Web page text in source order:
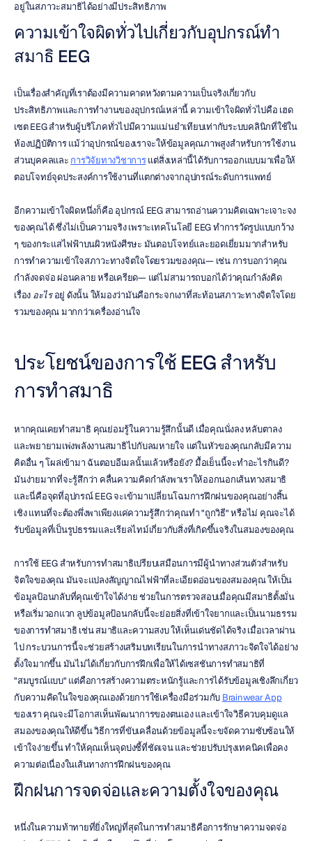
อยู่ในสภาวะสมาธิได้อย่างมีประสิทธิภาพ
ความเข้าใจผิดทั่วไปเกี่ยวกับอุปกรณ์ทำ
สมาธิ EEG
เป็นเรื่องสำคัญที่เราต้องมีความคาดหวังตามความเป็นจริงเกี่ยวกับ
ประสิทธิภาพและการทำงานของอุปกรณ์เหล่านี้ ความเข้าใจผิดทั่วไปคือ เฮด
เซต EEG สำหรับผู้บริโภคทั่วไปมีความแม่นยำเทียบเท่ากับระบบคลินิกที่ใช้ใน
ห้องปฏิบัติการ แม้ว่าอุปกรณ์ของเราจะให้ข้อมูลคุณภาพสูงสำหรับการใช้งาน
ส่วนบุคคลและ การวิจัยทางวิชาการ แต่สิ่งเหล่านี้ได้รับการออกแบบมาเพื่อให้
ตอบโจทย์จุดประสงค์การใช้งานที่แตกต่างจากอุปกรณ์ระดับการแพทย์
อีกความเข้าใจผิดหนึ่งก็คือ อุปกรณ์ EEG สามารถอ่านความคิดเฉพาะเจาะจง
ของคุณได้ ซึ่งไม่เป็นความจริง เพราะเทคโนโลยี EEG ทำการวัดรูปแบบกว้าง
ๆ ของกระแสไฟฟ้าบนผิวหนังศีรษะ มันตอบโจทย์และยอดเยี่ยมมากสำหรับ
การทำความเข้าใจสภาวะทางจิตใจโดยรวมของคุณ— เช่น การบอกว่าคุณ
กำลังจดจ่อ ผ่อนคลาย หรือเครียด— แต่ไม่สามารถบอกได้ว่าคุณกำลังคิด
เรื่อง อะไร อยู่ ดังนั้น ให้มองว่ามันคือกระจกเงาที่สะท้อนสภาวะทางจิตใจโดย
รวมของคุณ มากกว่าเครื่องอ่านใจ
ประโยชน์ของการใช้ EEG สำหรับ
การทำสมาธิ
หากคุณเคยทำสมาธิ คุณย่อมรู้ในความรู้สึกนั้นดี เมื่อคุณนั่งลง หลับตาลง
และพยายามเพ่งพลังงานสมาธิไปกับลมหายใจ แต่ในหัวของคุณกลับมีความ
คิดอื่น ๆ โผล่เข้ามา ฉันตอบอีเมลนั้นแล้วหรือยัง? มื้อเย็นนี้จะทำอะไรกินดี?
มันง่ายมากที่จะรู้สึกว่า คลื่นความคิดกำลังพาเราให้ออกนอกเส้นทางสมาธิ
และนี่คือจุดที่อุปกรณ์ EEG จะเข้ามาเปลี่ยนโฉมการฝึกฝนของคุณอย่างสิ้น
เชิง แทนที่จะต้องพึ่งพาเพียงแค่ความรู้สึกว่าคุณทำ "ถูกวิธี" หรือไม่ คุณจะได้
รับข้อมูลที่เป็นรูปธรรมและเรียลไทม์เกี่ยวกับสิ่งที่เกิดขึ้นจริงในสมองของคุณ
การใช้ EEG สำหรับการทำสมาธิเปรียบเสมือนการมีผู้นำทางส่วนตัวสำหรับ
จิตใจของคุณ มันจะแปลงสัญญาณไฟฟ้าที่ละเอียดอ่อนของสมองคุณ ให้เป็น
ข้อมูลป้อนกลับที่คุณเข้าใจได้ง่าย ช่วยในการตรวจสอบเมื่อคุณมีสมาธิตั้งมั่น
หรือเริ่มวอกแวก ลูปข้อมูลป้อนกลับนี้จะย่อยสิ่งที่เข้าใจยากและเป็นนามธรรม
ของการทำสมาธิ เช่น สมาธิและความสงบ ให้เห็นเด่นชัดได้จริง เมื่อเวลาผ่าน
ไป กระบวนการนี้จะช่วยสร้างเสริมบทเรียนในการนำทางสภาวะจิตใจได้อย่าง
ตั้งใจมากขึ้น มันไม่ได้เกี่ยวกับการฝึกเพื่อให้ได้เซสชันการทำสมาธิที่
"สมบูรณ์แบบ" แต่คือการสร้างความตระหนักรู้และการได้รับข้อมูลเชิงลึกเกี่ยว
กับความคิดในใจของคุณเองด้วยการใช้เครื่องมือร่วมกับ Brainwear App
ของเรา คุณจะมีโอกาสเห็นพัฒนาการของตนเอง และเข้าใจวิธีควบคุมดูแล
สมองของคุณให้ดีขึ้น วิธีการที่ขับเคลื่อนด้วยข้อมูลนี้จะขจัดความซับซ้อนให้
เข้าใจง่ายขึ้น ทำให้คุณเห็นจุดบ่งชี้ที่ชัดเจน และช่วยปรับปรุงเทคนิคเพื่อคง
ความต่อเนื่องในเส้นทางการฝึกฝนของคุณ
ฝึกฝนการจดจ่อและความตั้งใจของคุณ
หนึ่งในความท้าทายที่ยิ่งใหญ่ที่สุดในการทำสมาธิคือการรักษาความจดจ่อ